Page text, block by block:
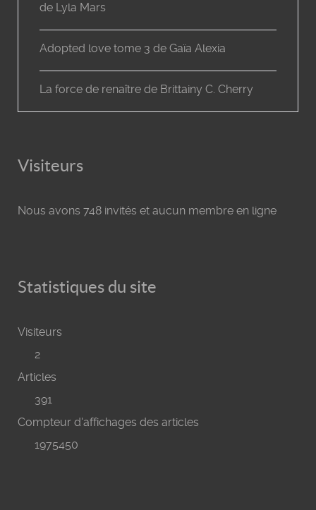
de Lyla Mars
Adopted love tome 3 de Gaïa Alexia
La force de renaître de Brittainy C. Cherry
Visiteurs
Nous avons 748 invités et aucun membre en ligne
Statistiques du site
Visiteurs
2
Articles
391
Compteur d'affichages des articles
1975450